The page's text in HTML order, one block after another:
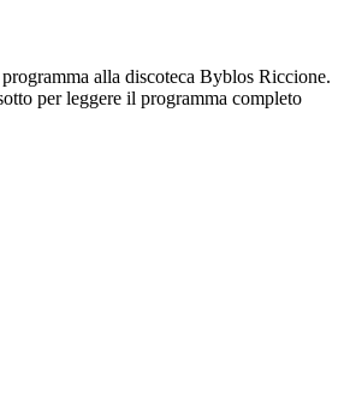
alla discoteca Byblos Riccione.
per leggere il programma completo